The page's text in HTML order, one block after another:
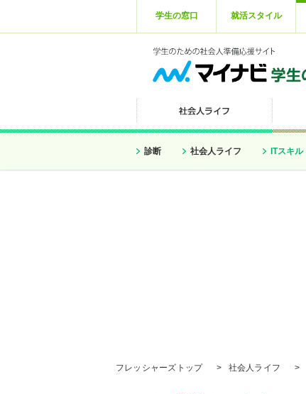
学生の窓口 就活スタイル
診断 社会人ライフ ITスキル
フレッシャーズトップ > 社会人ライフ >